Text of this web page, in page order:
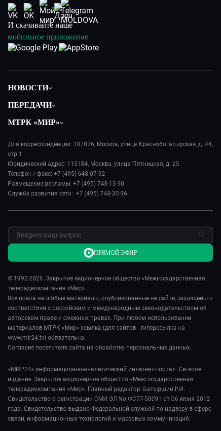
И скачивайте наше
мобильное приложение
НОВОСТИ
Экономика
Происшествия
Культура
ПЕРЕДАЧИ
Евразия. Культурно
Евразия. Регионы
Наши иностранцы
Пять причин поехать в...
Я – волонтер
МТРК «МИР»
История
Руководство
Новости
Пресса о нас
Обратная связь
Для корреспонденции: 107076, Москва, улица Краснобогатырская, д. 44,
стр.1
Юридический адрес: 115184, Москва, улица Пятницкая, д. 25
Телефон / факс: +7 (495) 648-07-92
Размещение рекламы: +7 (495) 748-13-90
Служба развития сети: +7 (495) 748-35-96
© 1992-2026. Закрытое акционерное общество «Межгосударственная
телерадиокомпания «Мир»
Все права на любые материалы, опубликованные на сайте, защищены в
соответствии с российским и международным законодательством об
авторском праве и смежных правах. При любом использовании
материалов МТРК «Мир» ссылка (для сайтов - гиперссылка на
www.mir24.tv) обязательна.
Согласие посетителя сайта на обработку персональных данных.
«МИР24» информационно-аналитический интернет-портал. Сетевое
издание. Закрытое акционерное общество «Межгосударственная
телерадиокомпания «Мир». Главный редактор: Батыршин Р.И.
Свидетельство о регистрации СМИ ЭЛ No ФС77-50091 от 06 июня 2012
года. Свидетельство выдано Федеральной службой по надзору в сфере
связи, информационных технологий и массовых коммуникаций.
ПРЯМОЙ ЭФИР